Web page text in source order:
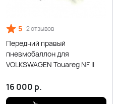
5 2 отзывов
Передний правый
пневмобаллон для
VOLKSWAGEN Touareg NF II
16 000 р.